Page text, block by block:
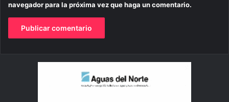
navegador para la próxima vez que haga un comentario.